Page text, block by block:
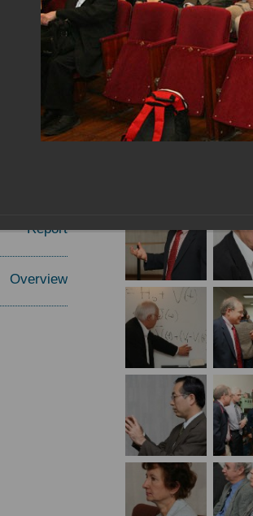
Speakers
Report
Overview